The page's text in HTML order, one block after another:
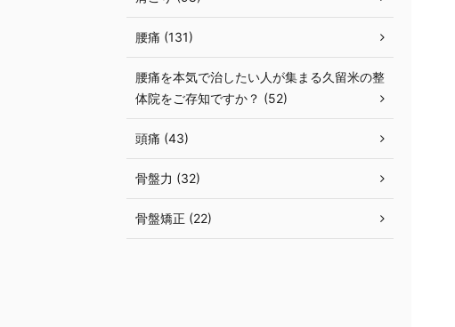
腰痛 (131)
腰痛を本気で治したい人が集まる久留米の整
体院をご存知ですか？ (52)
頭痛 (43)
骨盤力 (32)
骨盤矯正 (22)